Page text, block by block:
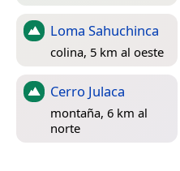
Loma Sahuchinca
colina, 5 km al oeste
Cerro Julaca
montaña, 6 km al
norte